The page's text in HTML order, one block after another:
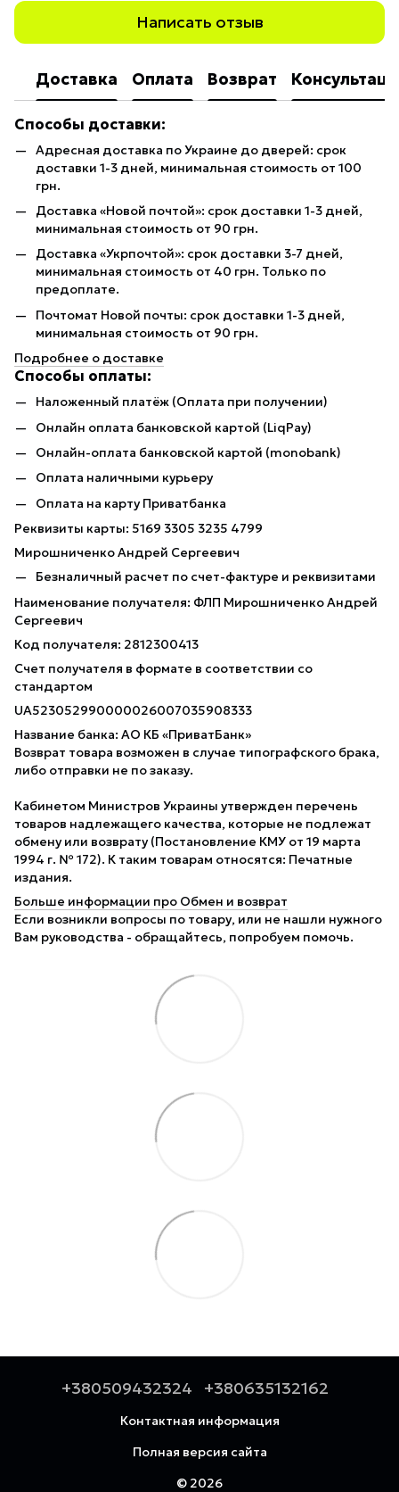
Написать отзыв
Доставка Оплата Возврат
Способы доставки:
Адресная доставка по Украине до дверей: срок
доставки 1-3 дней, минимальная стоимость от 100
грн.
Доставка «Новой почтой»: срок доставки 1-3 дней,
минимальная стоимость от 90 грн.
Доставка «Укрпочтой»: срок доставки 3-7 дней,
минимальная стоимость от 40 грн. Только по
предоплате.
Почтомат Новой почты: срок доставки 1-3 дней,
минимальная стоимость от 90 грн.
Подробнее о доставке
Способы оплаты:
Наложенный платёж (Оплата при получении)
Онлайн оплата банковской картой (LiqPay)
Онлайн-оплата банковской картой (monobank)
Оплата наличными курьеру
Оплата на карту Приватбанка
Реквизиты карты: 5169 3305 3235 4799
Мирошниченко Андрей Сергеевич
Безналичный расчет по счет-фактуре и реквизитами
Наименование получателя: ФЛП Мирошниченко Андрей
Сергеевич
Код получателя: 2812300413
Счет получателя в формате в соответствии со
стандартом
UA523052990000026007035908333
Название банка: АО КБ «ПриватБанк»
Возврат товара возможен в случае типографского брака,
либо отправки не по заказу.
Кабинетом Министров Украины утвержден перечень
товаров надлежащего качества, которые не подлежат
обмену или возврату (Постановление КМУ от 19 марта
1994 г. № 172). К таким товарам относятся: Печатные
издания.
Больше информации про Обмен и возврат
Если возникли вопросы по товару, или не нашли нужного
Вам руководства - обращайтесь, попробуем помочь.
+380509432324 +380635132162
Контактная информация
Полная версия сайта
© 2026